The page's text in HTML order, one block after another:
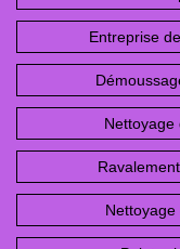
Entreprise
Nettoyage